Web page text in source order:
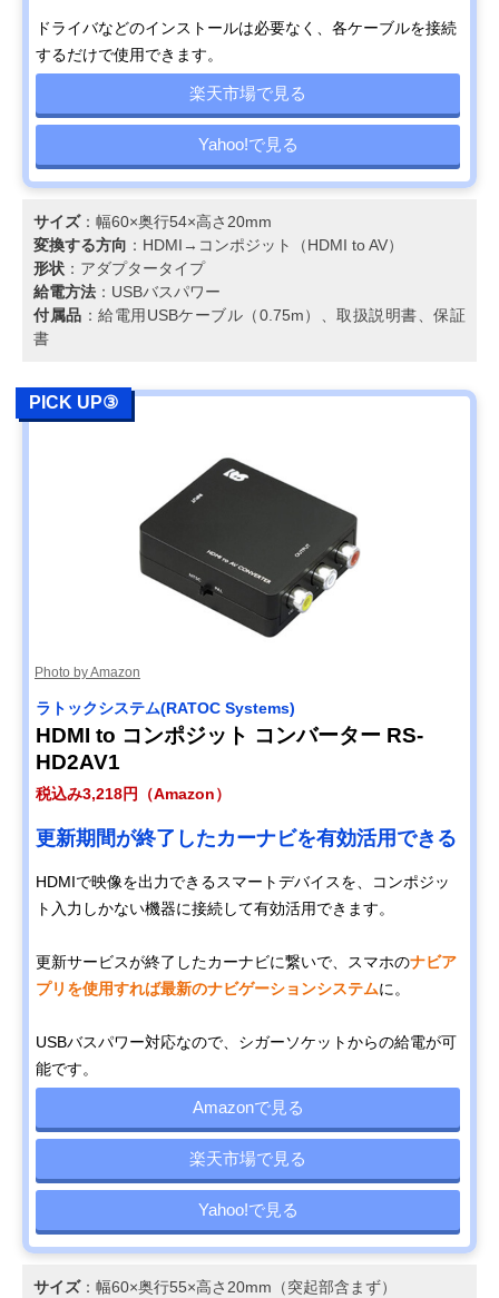
ドライバなどのインストールは必要なく、各ケーブルを接続
するだけで使用できます。
楽天市場で見る
Yahoo!で見る
サイズ：幅60×奥行54×高さ20mm
変換する方向 ：HDMI→コンポジット（HDMI to AV）
形状 ：アダプタータイプ
給電方法 ：USBバスパワー
付属品 ：給電用USBケーブル（0.75m）、取扱説明書、保証
書
PICK UP③
Photo by Amazon
ラトックシステム(RATOC Systems)
HDMI to コンポジット コンバーター RS-
HD2AV1
税込み3,218円（Amazon）
更新期間が終了したカーナビを有効活用できる
HDMIで映像を出力できるスマートデバイスを、コンポジッ
ト入力しかない機器に接続して有効活用できます。
更新サービスが終了したカーナビに繋いで、スマホのナビア
プリを使用すれば最新のナビゲーションシステムに。
USBバスパワー対応なので、シガーソケットからの給電が可
能です。
Amazonで見る
楽天市場で見る
Yahoo!で見る
サイズ：幅60×奥行55×高さ20mm（突起部含まず）